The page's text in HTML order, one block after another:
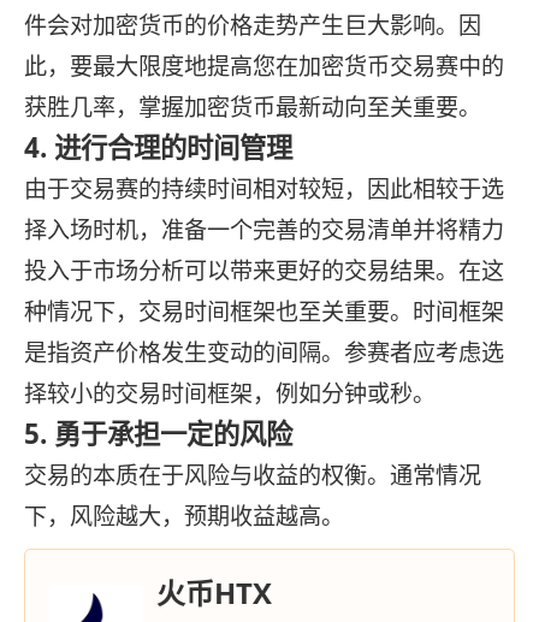
件会对加密货币的价格走势产生巨大影响。因
此，要最大限度地提高您在加密货币交易赛中的
获胜几率，掌握加密货币最新动向至关重要。
4. 进行合理的时间管理
由于交易赛的持续时间相对较短，因此相较于选
择入场时机，准备一个完善的交易清单并将精力
投入于市场分析可以带来更好的交易结果。在这
种情况下，交易时间框架也至关重要。时间框架
是指资产价格发生变动的间隔。参赛者应考虑选
择较小的交易时间框架，例如分钟或秒。
5. 勇于承担一定的风险
交易的本质在于风险与收益的权衡。通常情况
下，风险越大，预期收益越高。
火币HTX